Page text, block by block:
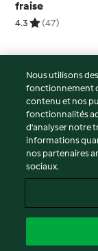
fraise
4.3 (47)
© Copyright 2026
Conditions
Politique de
Non-
Mentions légales
Contenu du
Déclaration
Nous utilisons
fonctionnement
contenu et nos
fonctionnalités
d’analyser notre
informations
nos partenaires
sociaux.